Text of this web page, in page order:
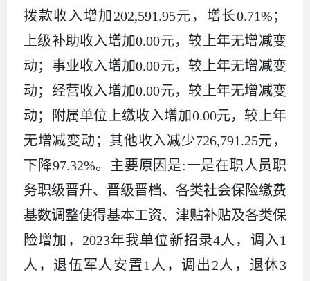
拨款收入增加202,591.95元，增长0.71%；
上级补助收入增加0.00元，较上年无增减变
动；事业收入增加0.00元，较上年无增减变
动；经营收入增加0.00元，较上年无增减变
动；附属单位上缴收入增加0.00元，较上年
无增减变动；其他收入减少726,791.25元，
下降97.32%。主要原因是:一是在职人员职
务职级晋升、晋级晋档、各类社会保险缴费
基数调整使得基本工资、津贴补贴及各类保
险增加，2023年我单位新招录4人，调入1
人，退伍军人安置1人，调出2人，退休3